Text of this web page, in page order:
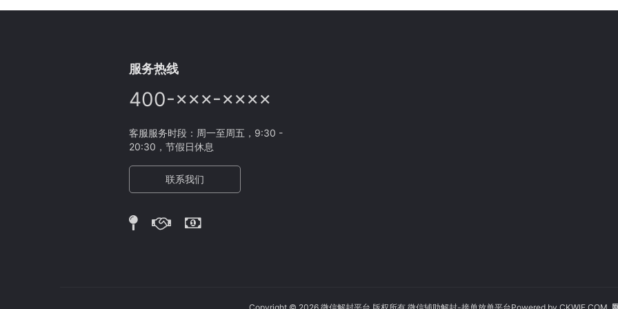
服务热线
400-×××-××××
客服服务时段：周一至周五，9:30 -
20:30，节假日休息
联系我们